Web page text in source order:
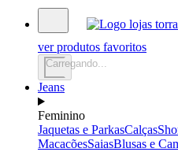
ver produtos favoritos
Carregando...
Jeans
Feminino
Jaquetas e ParkasCalças
MacacõesSaiasBlusas e